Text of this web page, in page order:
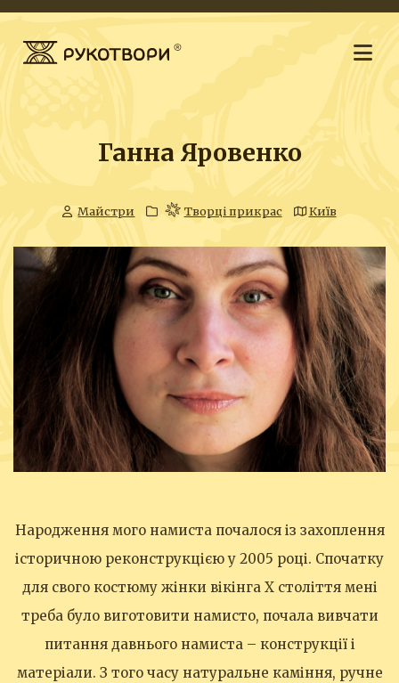
Ганна Яровенко
Майстри Творці прикрас Київ
Народження мого намиста почалося із захоплення
історичною реконструкцією у 2005 році. Спочатку
для свого костюму жінки вікінга Х століття мені
треба було виготовити намисто, почала вивчати
питання давнього намиста – конструкції і
матеріали. З того часу натуральне каміння, ручне